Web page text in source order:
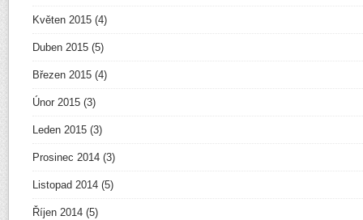
Květen 2015 (4)
Duben 2015 (5)
Březen 2015 (4)
Únor 2015 (3)
Leden 2015 (3)
Prosinec 2014 (3)
Listopad 2014 (5)
Říjen 2014 (5)